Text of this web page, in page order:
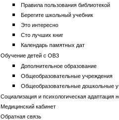
Правила пользования библиотекой
Берегите школьный учебник
Это интересно
Сто лучших книг
Календарь памятных дат
Обучение детей с ОВЗ
Дополнительное образование
Общеобразовательные учреждения
Общеобразовательные дошкольные
Социализация и психологическая
Медицинский кабинет
Обратная связь